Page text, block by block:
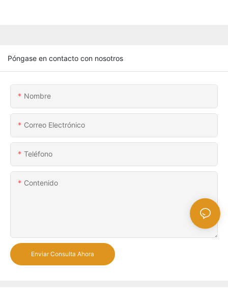
Póngase en contacto con nosotros
Nombre
Correo Electrónico
Teléfono
Contenido
Enviar Consulta Ahora